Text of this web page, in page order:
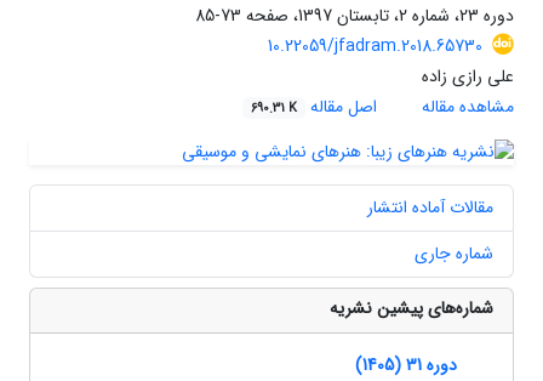
دوره 23، شماره 2، تابستان 1397، صفحه
73-85
10.22059/jfadram.2018.65730
علی رازی زاده
مشاهده مقاله
اصل مقاله 690.31 K
مقالات آماده انتشار
شماره جاری
شماره‌های پیشین نشریه
دوره 31 (1405)